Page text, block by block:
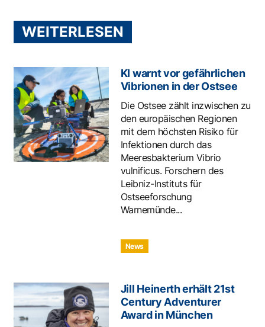
WEITERLESEN
KI warnt vor gefährlichen
Vibrionen in der Ostsee
Die Ostsee zählt inzwischen zu
den europäischen Regionen
mit dem höchsten Risiko für
Infektionen durch das
Meeresbakterium Vibrio
vulnificus. Forschern des
Leibniz-Instituts für
Ostseeforschung
Warnemünde...
News
Jill Heinerth erhält 21st
Century Adventurer
Award in München